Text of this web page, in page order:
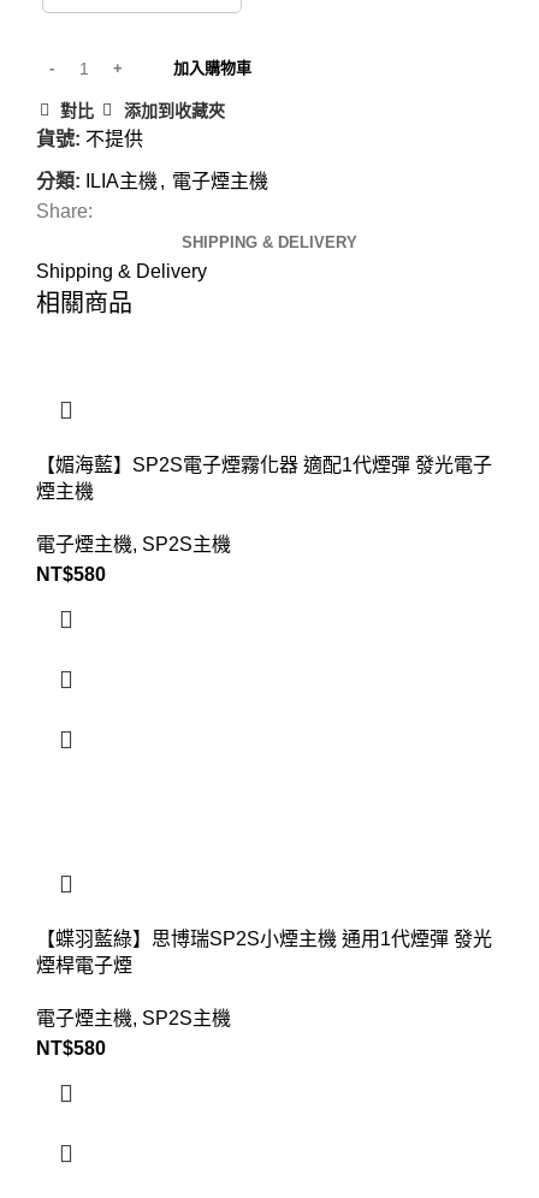
加入購物車
對比 添加到收藏夾
貨號: 不提供
分類: ILIA主機 , 電子煙主機
Share:
SHIPPING & DELIVERY
Shipping & Delivery
相關商品
【媚海藍】SP2S電子煙霧化器 適配1代煙彈 發光電子
煙主機
電子煙主機, SP2S主機
NT$580
【蝶羽藍綠】思博瑞SP2S小煙主機 通用1代煙彈 發光
煙桿電子煙
電子煙主機, SP2S主機
NT$580